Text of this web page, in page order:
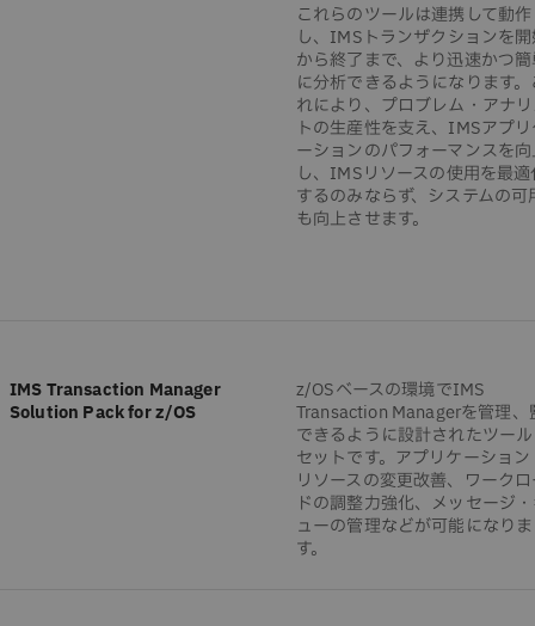
これらのツールは連携して動作
し、IMSトランザクションを
から終了まで、より迅速かつ
に分析できるようになります
れにより、プロブレム・アナ
トの生産性を支え、IMSアプ
ーションのパフォーマンスを
し、IMSリソースの使用を最
するのみならず、システムの可
も向上させます。
IMS Transaction Manager
Solution Pack for z/OS
z/OSベースの環境でIMS
Transaction Managerを管理、
できるように設計されたツー
セットです。アプリケーション
リソースの変更改善、ワーク
ドの調整力強化、メッセージ
ューの管理などが可能になりま
す。